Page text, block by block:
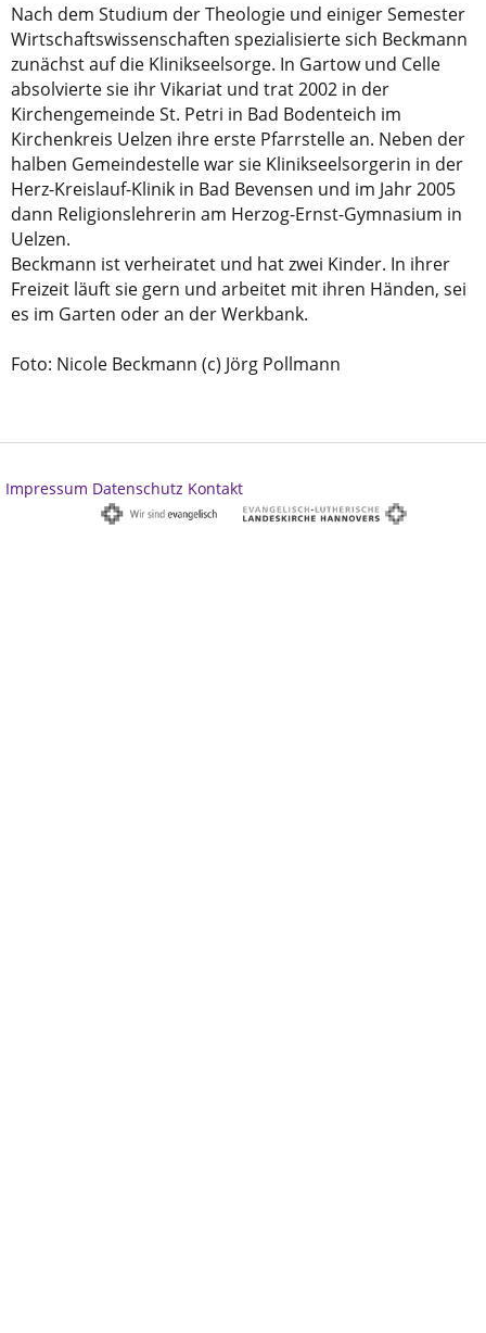
Nach dem Studium der Theologie und einiger Semester
Wirtschaftswissenschaften spezialisierte sich Beckmann
zunächst auf die Klinikseelsorge. In Gartow und Celle
absolvierte sie ihr Vikariat und trat 2002 in der
Kirchengemeinde St. Petri in Bad Bodenteich im
Kirchenkreis Uelzen ihre erste Pfarrstelle an. Neben der
halben Gemeindestelle war sie Klinikseelsorgerin in der
Herz-Kreislauf-Klinik in Bad Bevensen und im Jahr 2005
dann Religionslehrerin am Herzog-Ernst-Gymnasium in
Uelzen.
Beckmann ist verheiratet und hat zwei Kinder. In ihrer
Freizeit läuft sie gern und arbeitet mit ihren Händen, sei
es im Garten oder an der Werkbank.
Foto: Nicole Beckmann (c) Jörg Pollmann
Impressum Datenschutz Kontakt